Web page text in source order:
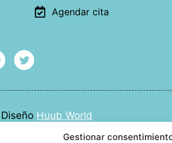
Gestionar
Agendar cita
Huub World